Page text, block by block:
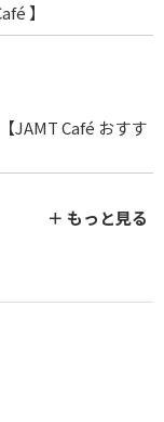
】
JAMT Café おすす
＋ もっと見る